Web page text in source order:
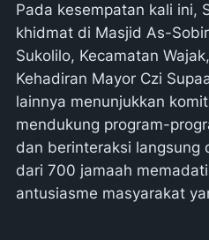
​Pada kesempatan kali ini,
khidmat di Masjid As-
Sukolilo, Kecamatan
Kehadiran Mayor Czi
lainnya menunjukkan
mendukung program-
dan berinteraksi langsung
dari 700 jamaah
antusiasme masyarakat